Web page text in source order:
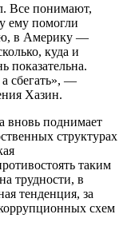
Все понимают,
ему помогли
в Америку —
куда и
показательна.
а сбегать», —
Хазин.
вновь поднимает
структурах
таким
трудности, в
тенденция, за
схем